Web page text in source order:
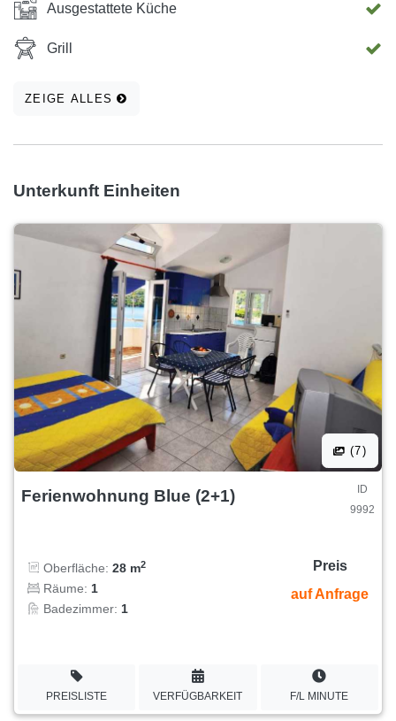
Ausgestattete Küche
Grill
ZEIGE ALLES
Unterkunft Einheiten
(7)
Ferienwohnung Blue (2+1)
ID
9992
Oberfläche: 28 m2
Räume: 1
Badezimmer: 1
Preis
auf Anfrage
PREISLISTE VERFÜGBARKEIT F/L MINUTE